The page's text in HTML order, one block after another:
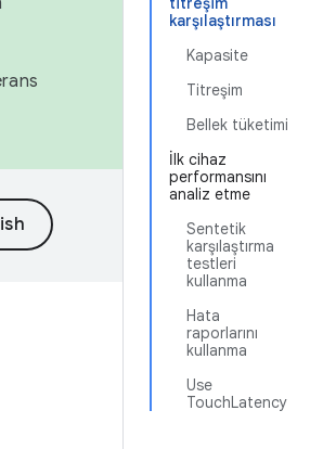
karşılaştırması
Kapasite
Titreşim
Bellek tüketimi
İlk cihaz
performansını
analiz etme
Sentetik
karşılaştırma
testleri
kullanma
Hata
raporlarını
kullanma
Use
TouchLatency